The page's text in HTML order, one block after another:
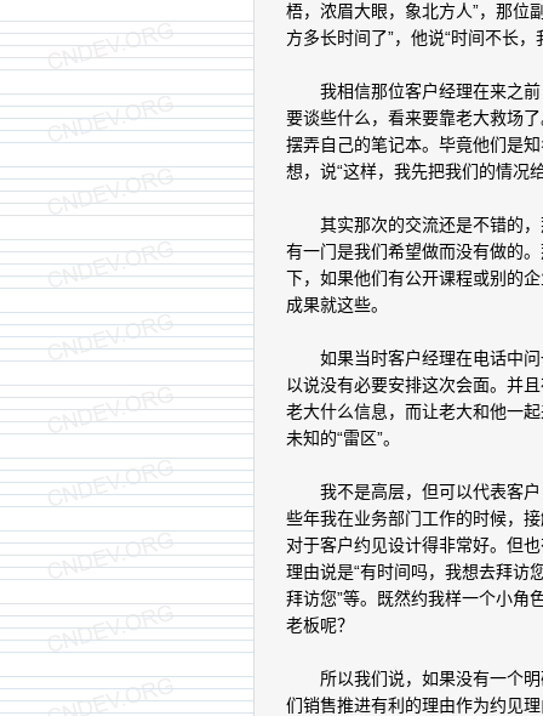
梧，浓眉大眼，象北方人”，那位
方多长时间了”，他说“时间不长
我相信那位客户经理在来之前
要谈些什么，看来要靠老大救场
摆弄自己的笔记本。毕竟他们是
想，说“这样，我先把我们的情
其实那次的交流还是不错的，
有一门是我们希望做而没有做的
下，如果他们有公开课程或别的
成果就这些。
如果当时客户经理在电话中问
以说没有必要安排这次会面。并
老大什么信息，而让老大和他一
未知的“雷区”。
我不是高层，但可以代表客户
些年我在业务部门工作的时候，
对于客户约见设计得非常好。但
理由说是“有时间吗，我想去拜访
拜访您”等。既然约我样一个小角
老板呢？
所以我们说，如果没有一个明
们销售推进有利的理由作为约见